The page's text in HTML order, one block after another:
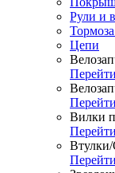
Рули и
Цепи
Перейти
Перейти
Вилки
Перейти
Перейти